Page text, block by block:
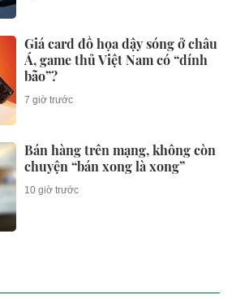
Giá card đồ họa dậy sóng ở châu
Á, game thủ Việt Nam có “dính
bão”?
7 giờ trước
Bán hàng trên mạng, không còn
chuyện “bán xong là xong”
10 giờ trước